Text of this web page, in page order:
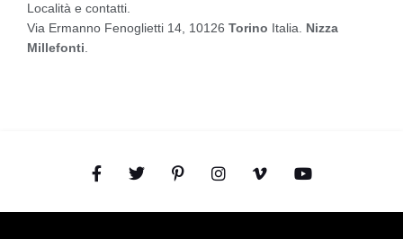
Località e contatti.
Via Ermanno Fenoglietti 14, 10126 Torino Italia. Nizza
Millefonti